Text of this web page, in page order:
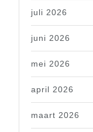
juli 2026
juni 2026
mei 2026
april 2026
maart 2026